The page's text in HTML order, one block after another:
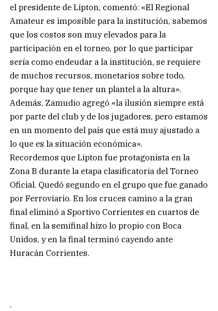
el presidente de Lipton, comentó: «El Regional
Amateur es imposible para la institución, sabemos
que los costos son muy elevados para la
participación en el torneo, por lo que participar
sería como endeudar a la institución, se requiere
de muchos recursos, monetarios sobre todo,
porque hay que tener un plantel a la altura».
Además, Zamudio agregó «la ilusión siempre está
por parte del club y de los jugadores, pero estamos
en un momento del país que está muy ajustado a
lo que es la situación económica».
Recordemos que Lipton fue protagonista en la
Zona B durante la etapa clasificatoria del Torneo
Oficial. Quedó segundo en el grupo que fue ganado
por Ferroviario. En los cruces camino a la gran
final eliminó a Sportivo Corrientes en cuartos de
final, en la semifinal hizo lo propio con Boca
Unidos, y en la final terminó cayendo ante
Huracán Corrientes.
.